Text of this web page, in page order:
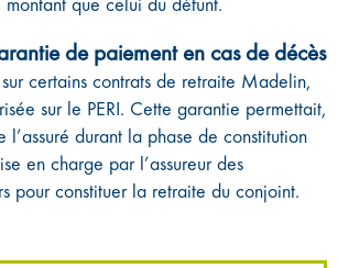
que celui du défunt.
de paiement en cas de décès
certains contrats de retraite Madelin,
sur le PERI. Cette garantie permettait,
l’assuré durant la phase de constitution
en charge par l’assureur des
pour constituer la retraite du conjoint.